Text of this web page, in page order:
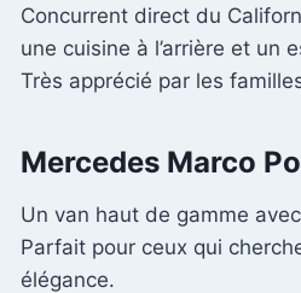
Concurrent direct du
une cuisine à l’arrière et un
Très apprécié par les
Mercedes Marco
Un van haut de gamme
Parfait pour ceux qui
élégance.